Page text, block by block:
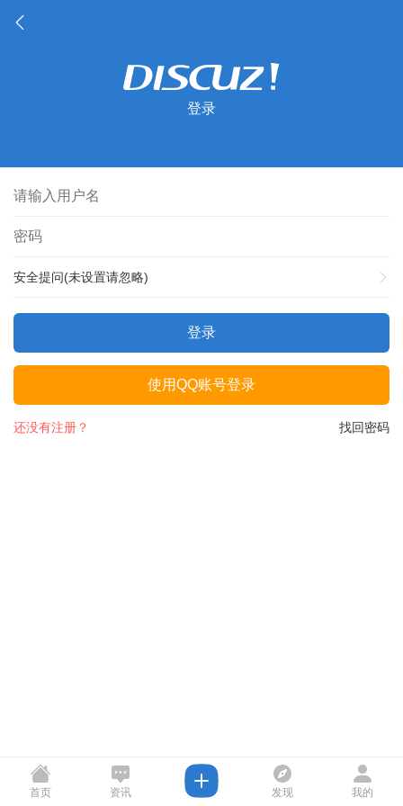
登录
安全提问(未设置请忽略)
登录
使用QQ账号登录
找回密码
还没有注册？
首页 资讯 发现 我的